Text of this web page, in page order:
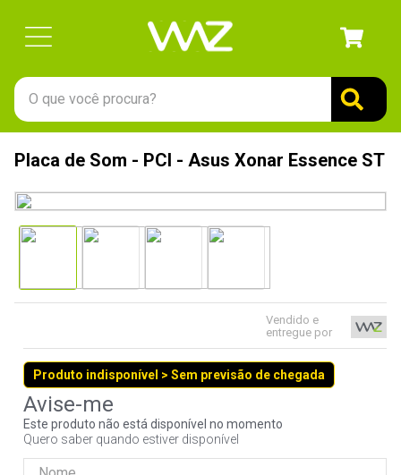
O que você procura?
Placa de Som - PCI - Asus Xonar Essence ST
Vendido e
entregue por
Produto indisponível > Sem previsão de chegada
Este produto não está disponível no momento
Quero saber quando estiver disponível
gabinete
3º
ssd
5º
openbox
7º
jonsbo
8º
controle
9º
noctua
fractal